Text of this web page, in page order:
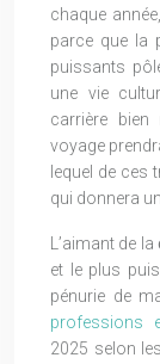
chaque
parce que la
puissants
une vie
carrière bien
voyage
lequel de ces
qui donnera
L’aimant de la
et le plus
pénurie de
professions
2025 selon